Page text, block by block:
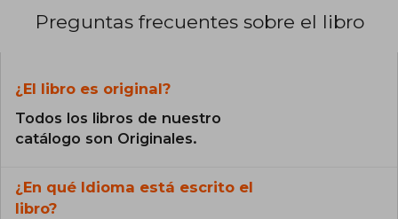
Preguntas frecuentes sobre el libro
¿El libro es original?
Todos los libros de nuestro
catálogo son Originales.
¿En qué Idioma está escrito el
libro?